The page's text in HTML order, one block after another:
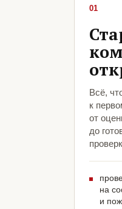
01
Всё,
к
от
до
на
и